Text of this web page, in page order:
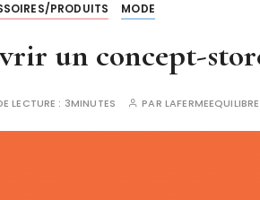
PRODUITS MODE
un concept-
LECTURE : 3MINUTES PAR LAFERMEEQUILIBRE